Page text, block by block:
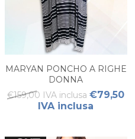
MARYAN PONCHO A RIGHE
DONNA
€159,00 IVA inclusa €79,50
IVA inclusa